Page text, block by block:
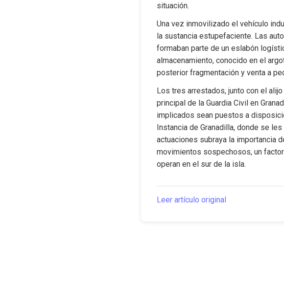
situación.
Una vez inmovilizado el vehículo
la sustancia estupefaciente. Las
formaban parte de un eslabón
almacenamiento, conocido en el
posterior fragmentación y venta a
Los tres arrestados, junto con el
principal de la Guardia Civil en
implicados sean puestos a
Instancia de Granadilla, donde se
actuaciones subraya la importancia
movimientos sospechosos, un
operan en el sur de la isla.
Leer artículo original